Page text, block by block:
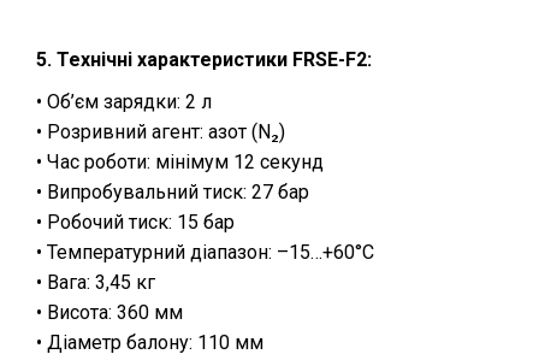
5. Технічні характеристики FRSE-F2:
• Об’єм зарядки: 2 л
• Розривний агент: азот (N₂)
• Час роботи: мінімум 12 секунд
• Випробувальний тиск: 27 бар
• Робочий тиск: 15 бар
• Температурний діапазон: –15…+60°C
• Вага: 3,45 кг
• Висота: 360 мм
• Діаметр балону: 110 мм